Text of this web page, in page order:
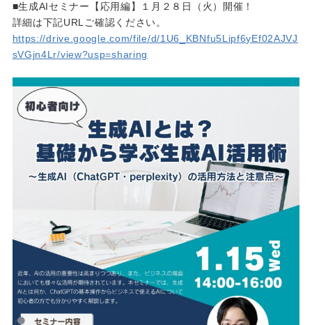
■生成AIセミナー【応用編】１月２８日（火）開催！
詳細は下記URLご確認ください。
https://drive.google.com/file/d/1U6_KBNfu5Lipf6yEf02AJVJ
sVGjn4Lr/view?usp=sharing